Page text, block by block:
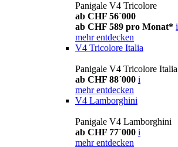
Panigale V4 Tricolore
ab CHF 56´000
ab CHF 589 pro Monat* i
mehr entdecken
V4 Tricolore Italia
Panigale V4 Tricolore Italia
ab CHF 88´000 i
mehr entdecken
V4 Lamborghini
Panigale V4 Lamborghini
ab CHF 77´000 i
mehr entdecken